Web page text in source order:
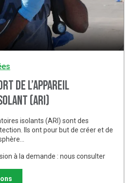
de l’appareil
(ARI)
isolants (ARI) sont des
Ils ont pour but de créer et de
à la demande : nous consulter